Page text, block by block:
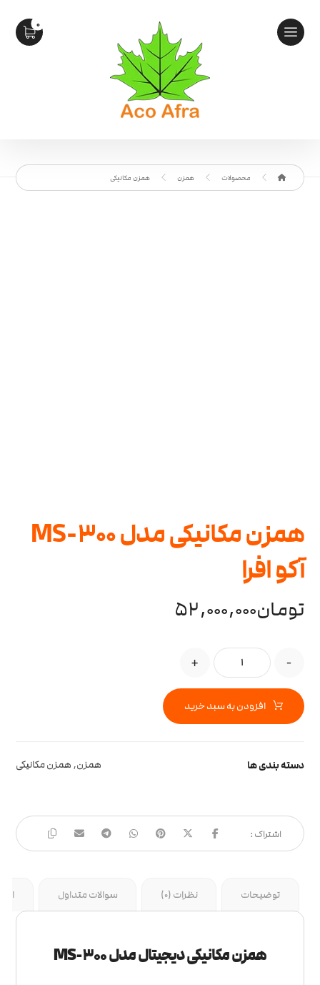
محصولات همزن همزن مکانیکی
همزن مکانیکی مدل MS-300
آکو افرا
تومان52,000,000
-
+
افزودن به سبد خرید
دسته بندی ها همزن, همزن مکانیکی
توضیحات نظرات (0) سوالات متداول
همزن مکانیکی دیجیتال مدل MS-300